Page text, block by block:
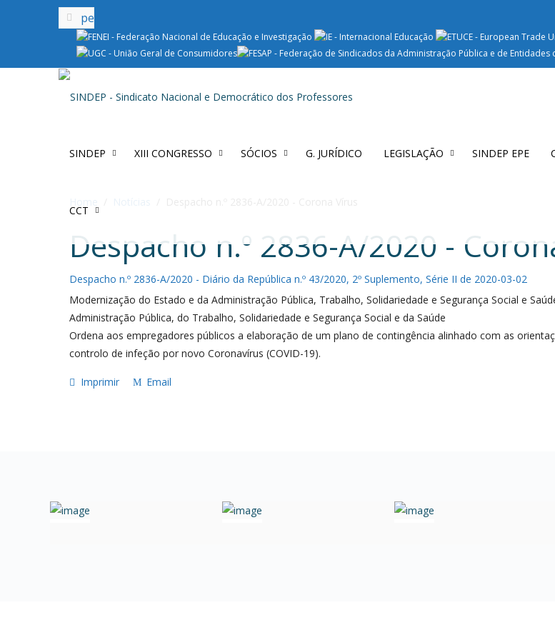
SINDEP XIII CONGRESSO SÓCIOS G. JURÍDICO LEGISLAÇÃO SINDEP EPE
CCT
Despacho n.º 2836-A/2020 -
Despacho n.º 2836-A/2020 - Diário da República n.º 43/2020, 2º Suplemento, Série II de 2020-03-02
Modernização do Estado e da Administração Pública, Trabalho, Solidariedade e Segurança Social e
Administração Pública, do Trabalho, Solidariedade e Segurança Social e da Saúde
Ordena aos empregadores públicos a elaboração de um plano de contingência alinhado com as
controlo de infeção por novo Coronavírus (COVID-19).
Imprimir Email